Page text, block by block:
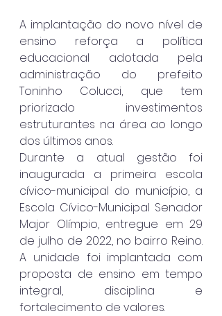
A implantação do novo nível de
ensino reforça a política
educacional adotada pela
administração do prefeito
Toninho Colucci, que tem
priorizado investimentos
estruturantes na área ao longo
dos últimos anos.
Durante a atual gestão foi
inaugurada a primeira escola
cívico-municipal do município, a
Escola Cívico-Municipal Senador
Major Olímpio, entregue em 29
de julho de 2022, no bairro Reino.
A unidade foi implantada com
proposta de ensino em tempo
integral, disciplina e
fortalecimento de valores.